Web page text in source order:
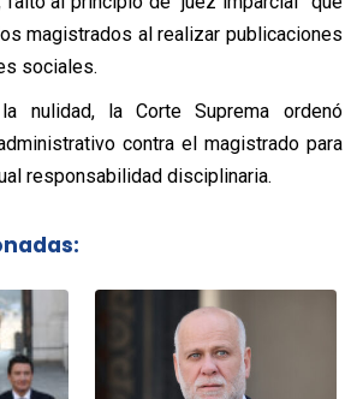
magistrados al realizar publicaciones
sociales.
nulidad, la Corte Suprema ordenó
contra el magistrado para
responsabilidad disciplinaria.